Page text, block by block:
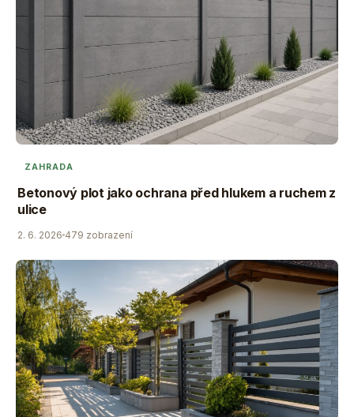
ZAHRADA
Betonový plot jako ochrana před hlukem a ruchem z
ulice
2. 6. 2026 479 zobrazení